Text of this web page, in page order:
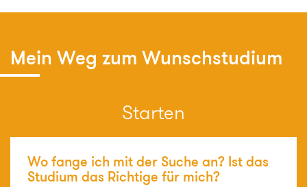
Mastertyp
Studienform
Duales Studium, ausbildungsintegrierend
Mein Weg zum Wunschstudium
Starten
Wo fange ich mit der Suche an? Ist das
Studium das Richtige für mich?